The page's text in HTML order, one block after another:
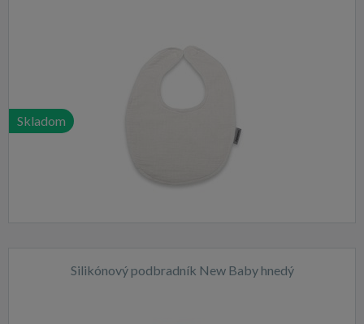
Skladom
Silikónový podbradník New Baby hnedý